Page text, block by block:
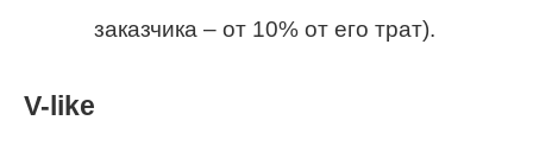
заказчика – от 10% от его трат).
V-like